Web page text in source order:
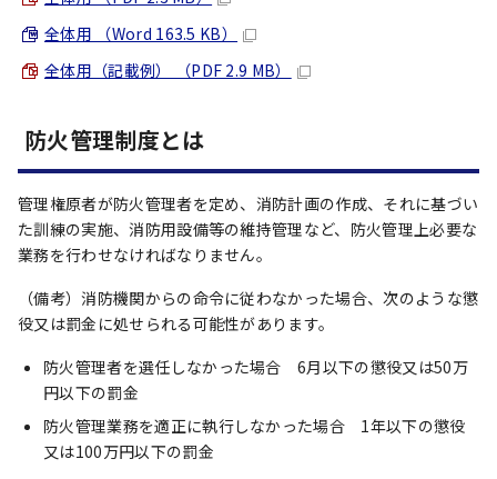
全体用 （Word 163.5 KB）
全体用（記載例） （PDF 2.9 MB）
防火管理制度とは
管理権原者が防火管理者を定め、消防計画の作成、それに基づい
た訓練の実施、消防用設備等の維持管理など、防火管理上必要な
業務を行わせなければなりません。
（備考）消防機関からの命令に従わなかった場合、次のような懲
役又は罰金に処せられる可能性があります。
防火管理者を選任しなかった場合 6月以下の懲役又は50万
円以下の罰金
防火管理業務を適正に執行しなかった場合 1年以下の懲役
又は100万円以下の罰金